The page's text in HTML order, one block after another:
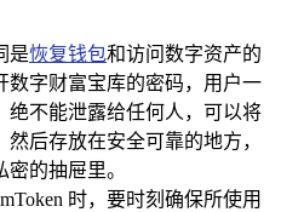
是恢复钱包和访问数字资产的
数字财富宝库的密码，用户一
绝不能泄露给任何人，可以将
后存放在安全可靠的地方，
的抽屉里。
时，要时刻确保所使用